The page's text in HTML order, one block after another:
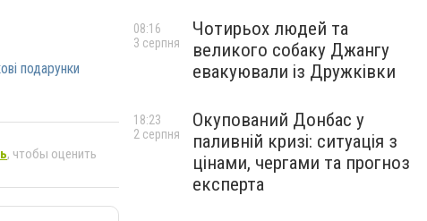
подарунки
, чтобы оценить
Чотирьох людей та
великого собаку Джангу
евакуювали із Дружківки
08:16
3 серпня
Окупований Донбас у
паливній кризі: ситуація з
цінами, чергами та прогноз
експерта
18:23
2 серпня